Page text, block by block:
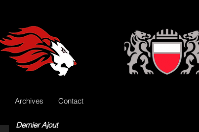
Archives Contact
Dernier Ajout